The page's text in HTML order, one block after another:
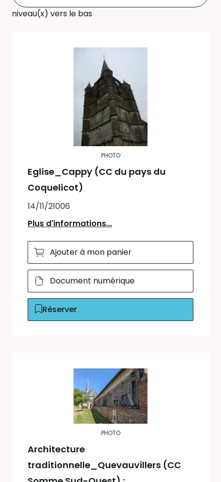
niveau(x) vers le bas
PHOTO
Eglise_Cappy (CC du pays du
Coquelicot)
14/11/21006
Plus d'informations...
Ajouter à mon panier
Document numérique
Réserver
PHOTO
Architecture
traditionnelle_Quevauvillers (CC